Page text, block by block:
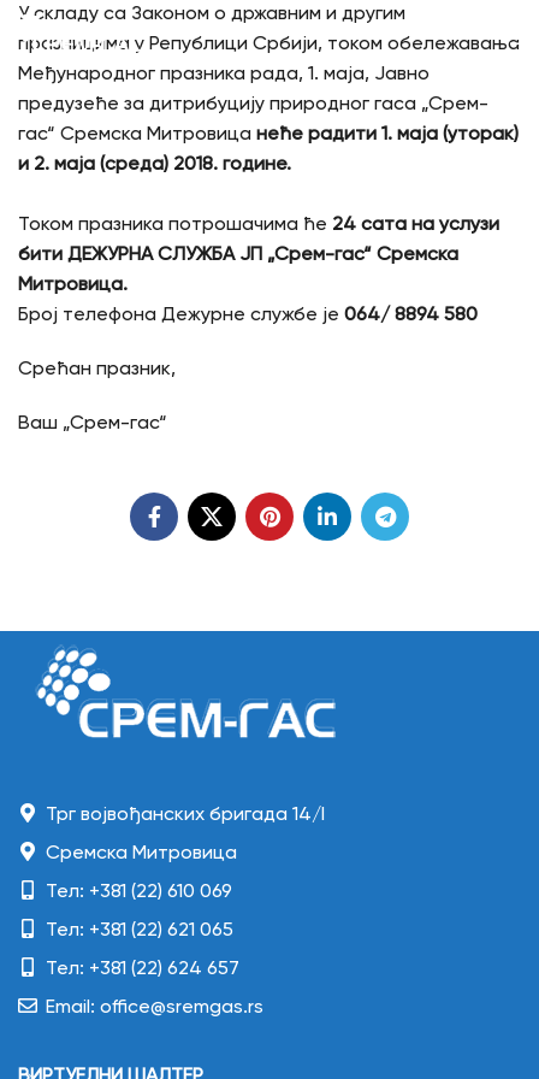
У складу са Законом о државним и другим
празницима у Републици Србији, током обележавања
Међународног празника рада, 1. маја, Јавно
предузеће за дитрибуцију природног гаса „Срем-
гас“ Сремска Митровица неће радити 1. маја (уторак)
и 2. маја (среда) 2018. године.
Током празника потрошачима ће 24 сата на услузи
бити ДЕЖУРНА СЛУЖБА ЈП „Срем-гас“ Сремска
Митровица.
Број телефона Дежурне службе је 064/ 8894 580
Срећан празник,
Ваш „Срем-гас“
Трг војвођанских бригада 14/I
Сремска Митровица
Тел: +381 (22) 610 069
Тел: +381 (22) 621 065
Тел: +381 (22) 624 657
Email: office@sremgas.rs